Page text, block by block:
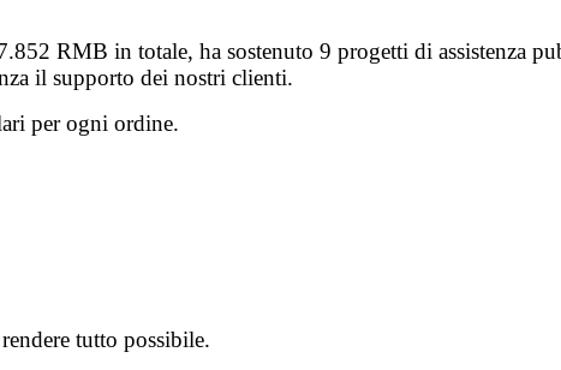
RMB in totale, ha sostenuto 9 progetti di assistenza
il supporto dei nostri clienti.
per ogni ordine.
tutto possibile.